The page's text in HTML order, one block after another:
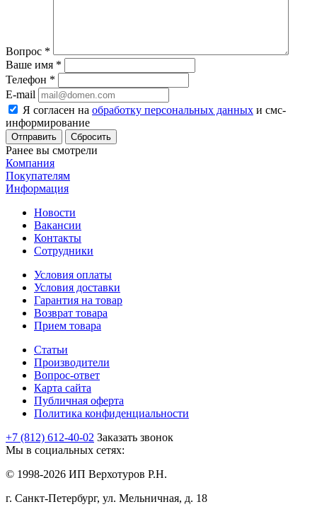
Вопрос *
Ваше имя *
Телефон *
E-mail
Я согласен на обработку персональных данных и смс-
информирование
Сбросить
Ранее вы смотрели
Компания
Покупателям
Информация
Новости
Вакансии
Контакты
Сотрудники
Условия оплаты
Условия доставки
Гарантия на товар
Возврат товара
Прием товара
Статьи
Производители
Вопрос-ответ
Карта сайта
Публичная оферта
Политика конфиденциальности
+7 (812) 612-40-02 Заказать звонок
Мы в социальных сетях:
© 1998-2026 ИП Верхотуров Р.Н.
г. Санкт-Петербург, ул. Мельничная, д. 18